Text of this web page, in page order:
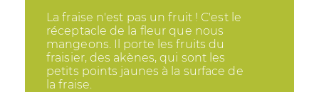
La fraise n'est pas un fruit ! C'est le
réceptacle de la fleur que nous
mangeons. Il porte les fruits du
fraisier, des akènes, qui sont les
petits points jaunes à la surface de
la fraise.